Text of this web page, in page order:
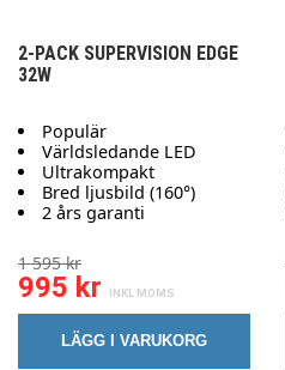
2-PACK SUPERVISION EDGE
32W
Populär
Världsledande LED
Ultrakompakt
Bred ljusbild (160°)
2 års garanti
1 595 kr
995 kr
LÄGG I VARUKORG